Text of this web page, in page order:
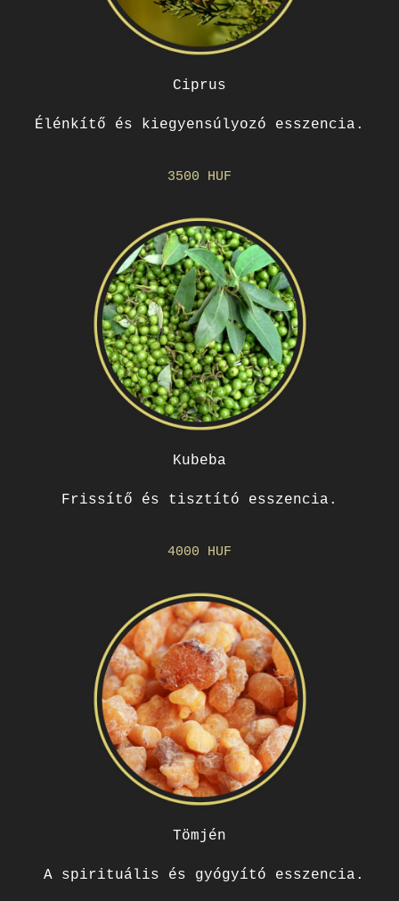
Ciprus
Élénkítő és kiegyensúlyozó esszencia.
3500 HUF
Kubeba
Frissítő és tisztító esszencia.
4000 HUF
Tömjén
A spirituális és gyógyító esszencia.